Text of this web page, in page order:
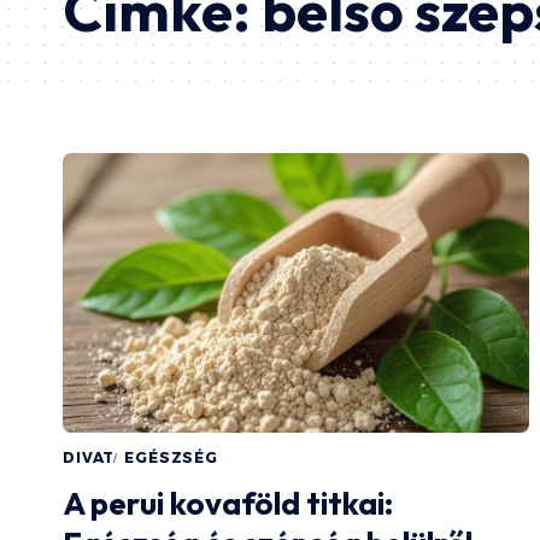
DIVAT EGÉSZSÉG
A perui kovaföld titkai: